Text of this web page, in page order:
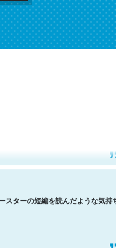
う。英語少しでも読める人は原文
Then Covid hit. Shit.
ターの短編を読んだような気持ち